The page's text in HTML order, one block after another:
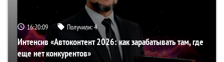
16:20:09 Получили:4
Интенсив «Автоконтент 2026: как зарабатывать там, где
еще нет конкурентов»